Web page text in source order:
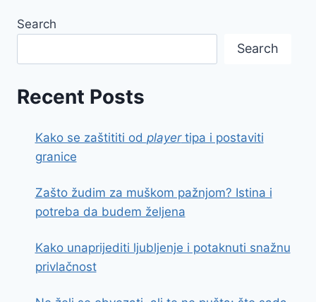
Search
Search
Recent Posts
Kako se zaštititi od playertipa i postaviti
granice
Zašto žudim za muškom pažnjom? Istina i
potreba da budem željena
Kako unaprijediti ljubljenje i potaknuti snažnu
privlačnost